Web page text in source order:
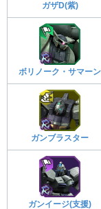
ガザD(紫)
ボリノーク・サマーン
ガンブラスター
ガンイージ(支援)